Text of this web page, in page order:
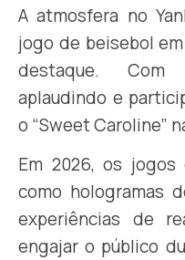
A atmosfera no
jogo de beisebol
destaque. Com
aplaudindo e
o “Sweet Caroline”
Em 2026, os
como hologramas
experiências de
engajar o público